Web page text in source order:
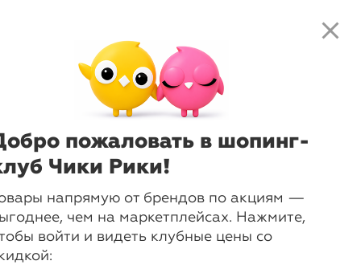
close
пожаловать в шопинг-
Чики Рики!
напрямую от брендов по акциям —
чем на маркетплейсах. Нажмите,
войти и видеть клубные цены со
Нажмите, чтобы получить
доступ к клубным предложениям и
полученных